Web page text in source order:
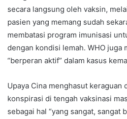
secara langsung oleh vaksin,
pasien yang memang sudah
membatasi program imunisasi
dengan kondisi lemah. WHO juga
“berperan aktif” dalam kasus
Upaya Cina menghasut keraguan
konspirasi di tengah vaksinasi
sebagai hal “yang sangat, sangat